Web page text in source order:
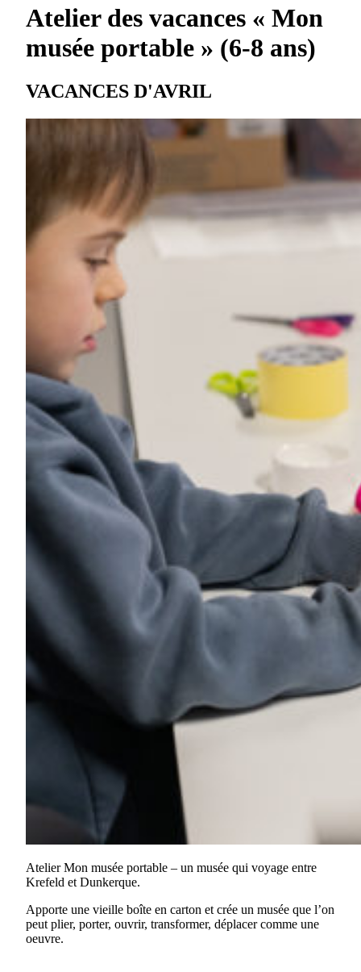
Atelier des vacances « Mon
musée portable » (6-8 ans)
VACANCES D'AVRIL
Atelier Mon musée portable – un musée qui voyage entre
Krefeld et Dunkerque.
Apporte une vieille boîte en carton et crée un musée que l’on
peut plier, porter, ouvrir, transformer, déplacer comme une
oeuvre.